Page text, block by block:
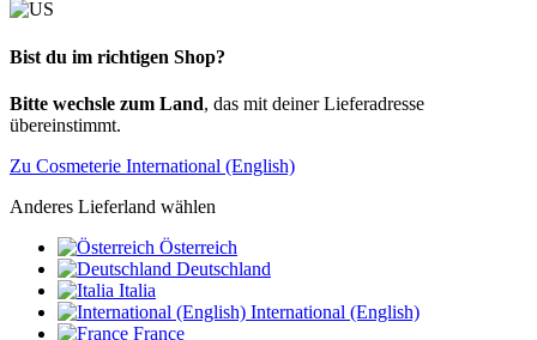
Bist du im richtigen Shop?
Bitte wechsle zum Land, das mit deiner Lieferadresse
übereinstimmt.
Zu Cosmeterie International (English)
Anderes Lieferland wählen
Österreich
Deutschland
Italia
International (English)
France